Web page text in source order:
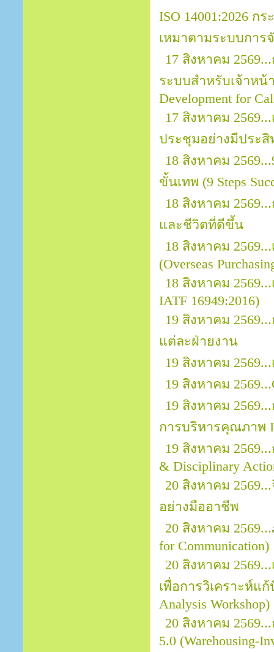
ISO 14001:2026
เหมาตามระบบการ
17 สิงหาคม
ระบบสำหรับเจ้าหน้า
Development for
17 สิงหาคม
ประชุมอย่างมีประ
18 สิงหาคม
ขั้นเทพ (9 Steps
18 สิงหาคม
และชีวิตที่ดีขึ้น
18 สิงหาคม
(Overseas
18 สิงหาคม
IATF 16949:2016)
19 สิงหาคม
แต่ละฝ่ายงาน
19 สิงหาคม
19 สิงหาคม
19 สิงหาคม
การบริหารคุณภาพ
19 สิงหาคม
& Disciplinary
20 สิงหาคม
อย่างมืออาชีพ
20 สิงหาคม
for Communication)
20 สิงหาคม
เพื่อการวิเคราะห์แ
Analysis Workshop)
20 สิงหาคม
5.0 (Warehousing-